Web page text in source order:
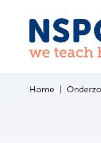
Ga naar de
Home